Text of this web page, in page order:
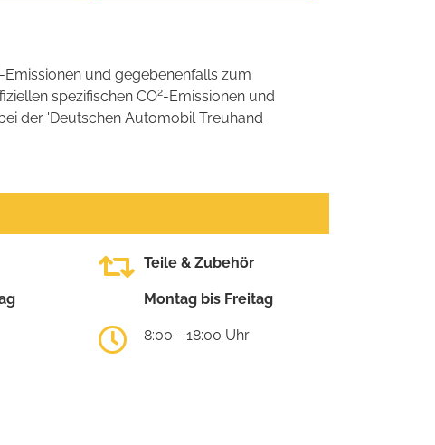
-Emissionen und gegebenenfalls zum
spezifischen CO2-Emissionen und
der 'Deutschen Automobil Treuhand
Teile & Zubehör
Montag bis Freitag
8:00 - 18:00 Uhr